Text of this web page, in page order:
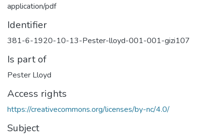
application/pdf
Identifier
381-6-1920-10-13-Pester-lloyd-001-001-gizi107
Is part of
Pester Lloyd
Access rights
https://creativecommons.org/licenses/by-nc/4.0/
Subject